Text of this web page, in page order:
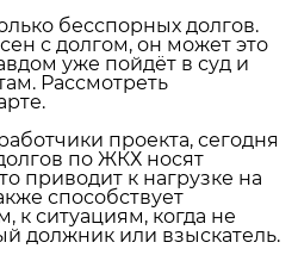
бесспорных долгов.
с долгом, он может это
уже пойдёт в суд и
Рассмотреть
проекта, сегодня
по ЖКХ носят
приводит к нагрузке на
способствует
к ситуациям, когда не
должник или взыскатель.